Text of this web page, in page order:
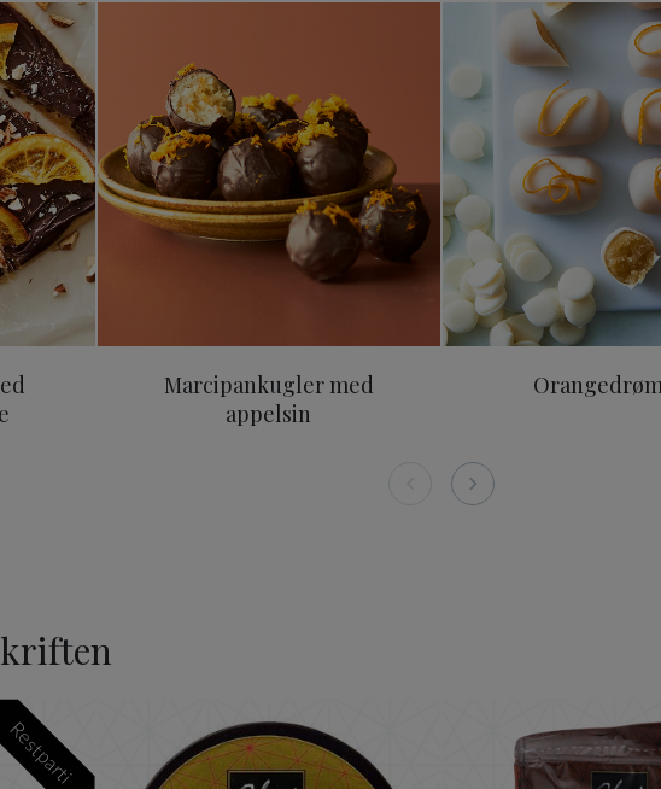
med Marcipan Orange
Marcipankugler med
appelsin
Marcipankugler med appelsin
Restparti
Marcipan Orange 150g